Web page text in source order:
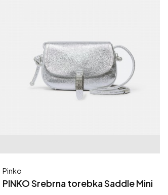
PINKO Srebrna torebka Saddle Mini
Producent
Pinko